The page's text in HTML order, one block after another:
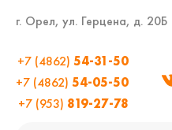
г. Орел, ул. Герцена, д. 20Б
+7 (4862) 54-31-50
+7 (4862) 54-05-50
+7 (953) 819-27-78